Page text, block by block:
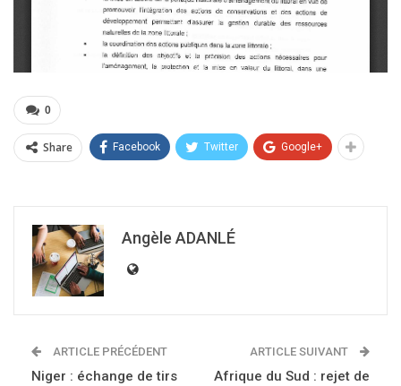
0
Share Facebook Twitter Google+
Angèle ADANLÉ
ARTICLE PRÉCÉDENT
Niger : échange de tirs
ARTICLE SUIVANT
Afrique du Sud : rejet de